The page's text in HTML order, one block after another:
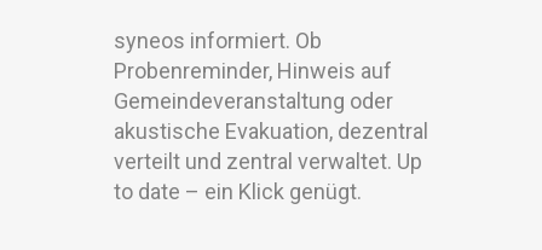
syneos informiert. Ob
Probenreminder, Hinweis auf
Gemeindeveranstaltung oder
akustische Evakuation, dezentral
verteilt und zentral verwaltet. Up
to date – ein Klick genügt.